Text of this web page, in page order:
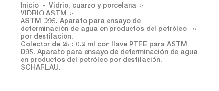
Inicio
Vidrio, cuarzo y porcelana
VIDRIO ASTM
ASTM D95. Aparato para ensayo de
determinación de agua en productos del petróleo
por destilación.
Colector de 25 : 0.2 ml con llave PTFE para ASTM
D95. Aparato para ensayo de determinación de agua
en productos del petróleo por destilación.
SCHARLAU.